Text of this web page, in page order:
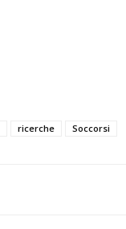
ricerche Soccorsi